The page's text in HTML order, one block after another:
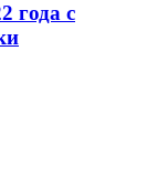
года с